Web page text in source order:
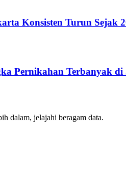
Konsisten Turun Sejak
Pernikahan Terbanyak di
dalam, jelajahi beragam data.